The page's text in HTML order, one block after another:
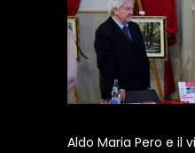
Aldo Maria Pero e il